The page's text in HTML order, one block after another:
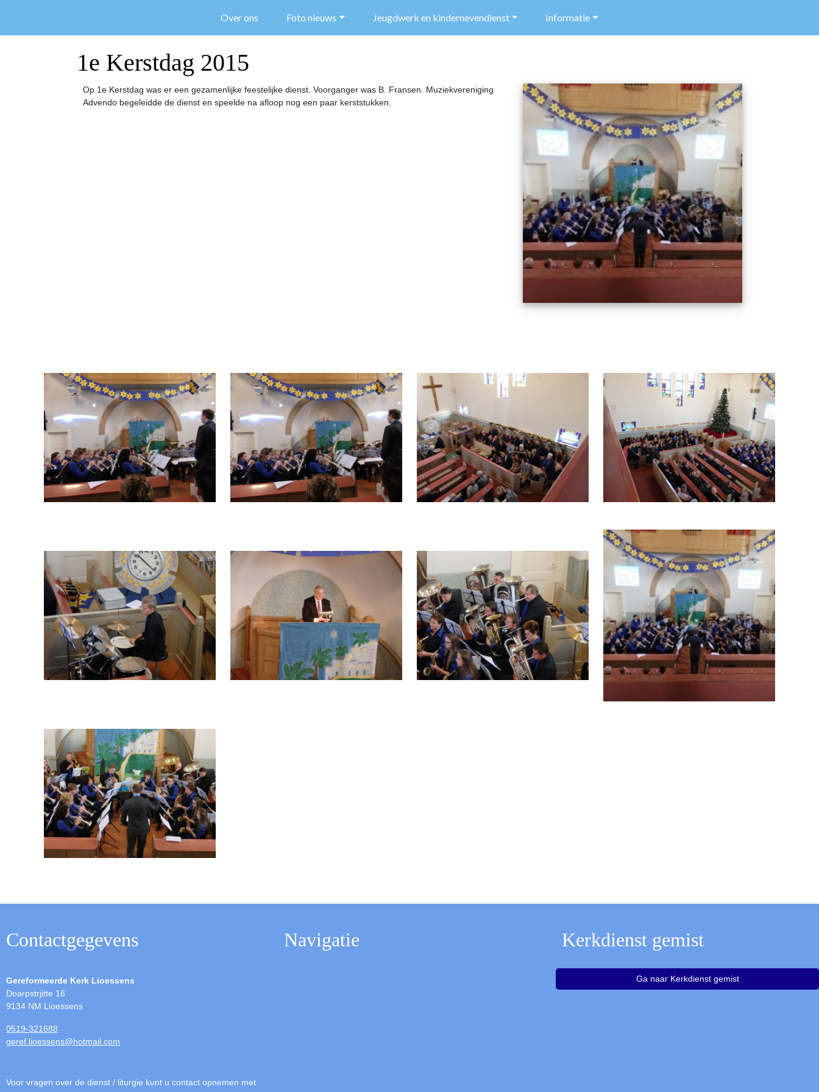
Over ons Foto nieuws Jeugdwerk en kindernevendienst Informatie
1e Kerstdag 2015
Op 1e Kerstdag was er een gezamenlijke feestelijke dienst. Voorganger was B. Fransen. Muziekvereniging
Advendo begeleidde de dienst en speelde na afloop nog een paar kerststukken.
Contactgegevens
Gereformeerde Kerk Lioessens
Doarpstrjitte 16
9134 NM Lioessens
0519-321688
geref.lioessens@hotmail.com
Voor vragen over de dienst / liturgie kunt u contact opnemen met
Navigatie Kerkdienst gemist
Ga naar Kerkdienst gemist